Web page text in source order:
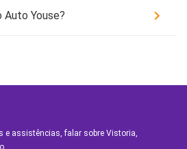
Auto Youse?
e assistências, falar sobre Vistoria,